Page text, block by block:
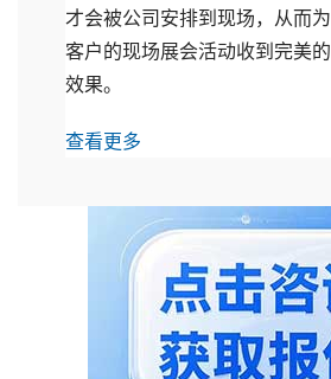
才会被公司安排到现场，从而为
客户的现场展会活动收到完美的
效果。
查看更多